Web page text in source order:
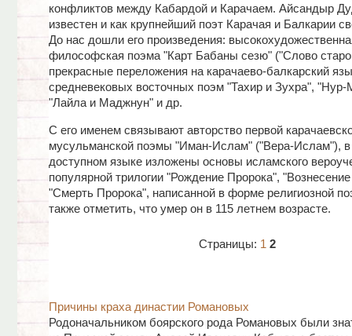
конфликтов между Кабардой и Карачаем. Айсандыр
известен и как крупнейший поэт Карачая и Балкарии
До нас дошли его произведения:
философская поэма "Карт Бабаны сезю" ("Слово
прекрасные переложения на карачаево-балкарский
средневековых восточных поэм "Тахир и Зухра",
"Лайла и Маджнун" и др.
С его именем связывают авторство первой
мусульманской поэмы "Иман-Ислам" ("Вера-Ислам"), в
доступном языке изложены основы исламского
популярной трилогии "Рождение Пророка",
"Смерть Пророка", написанной в форме религиозной
также отметить, что умер он в 115 летнем возрасте.
Страницы: 1 2
Причины краха династии Романовых
Родоначальником боярского рода Романовых были